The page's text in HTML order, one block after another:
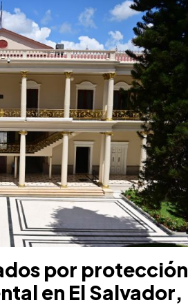
por protección
en El Salvador,